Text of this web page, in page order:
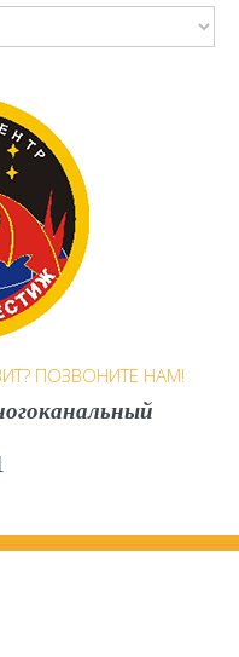
ПОЗВОНИТЕ НАМ!